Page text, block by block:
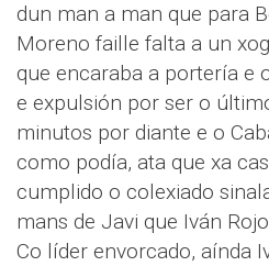
dun man a man que para
Moreno faille falta a un
que encaraba a portería e
e expulsión por ser o
minutos por diante e o
como podía, ata que xa
cumplido o colexiado
mans de Javi que Iván
Co líder envorcado, aínda